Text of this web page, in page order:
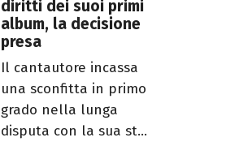
diritti dei suoi primi
album, la decisione
presa
Il cantautore incassa
una sconfitta in primo
grado nella lunga
disputa con la sua st...